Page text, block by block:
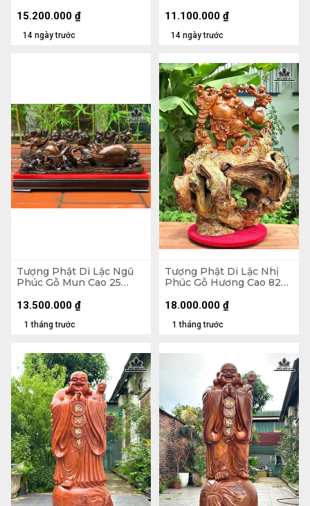
14 ngày trước
15.200.000 ₫
14 ngày trước
11.100.000 ₫
Tượng Phật Di Lặc Ngũ
Phúc Gỗ Mun Cao 25
1 tháng trước
13.500.000 ₫
Tượng Phật Di Lặc Nhị
Phúc Gỗ Hương Cao 82
1 tháng trước
18.000.000 ₫